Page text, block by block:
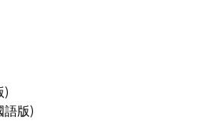
)
語版)